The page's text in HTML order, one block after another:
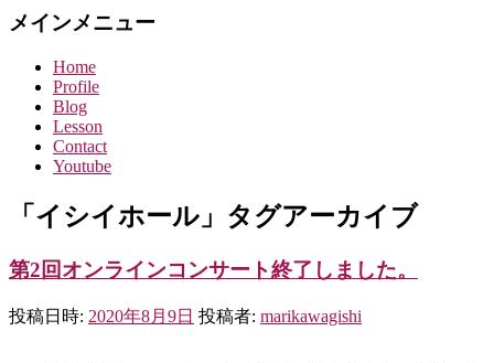
メインメニュー
Home
Profile
Blog
Lesson
Contact
Youtube
「 イシイホール 」タグアーカイブ
第2回オンラインコンサート終了しました。
投稿日時: 2020年8月9日 投稿者: marikawagishi